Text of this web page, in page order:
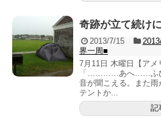
奇跡が立て続け
2013/7/15
界一周■
7月11日 木曜日【アメ
「…………あへ……ふ
音が聞こえる。また
テントか...
記